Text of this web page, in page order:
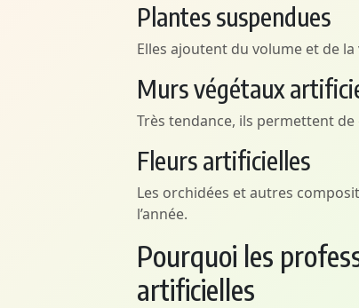
Plantes suspendues
Elles ajoutent du volume et de
Murs végétaux
Très tendance, ils permettent
Fleurs artificielles
Les orchidées et autres
l’année.
Pourquoi les
artificielles